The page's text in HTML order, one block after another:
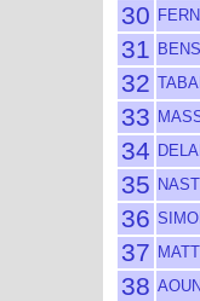
30
31
32
33
34
35
36
37
38